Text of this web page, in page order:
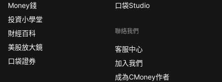
Money錢
投資小學堂
財經百科
美股放大鏡
口袋證券
口袋Studio
聯絡我們
客服中心
加入我們
成為CMoney作者